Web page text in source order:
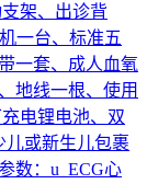
架、出诊背
一台、标准五
一套、成人血氧
地线一根、使用
电锂电池、双
儿或新生儿包裹
数：u ECG心